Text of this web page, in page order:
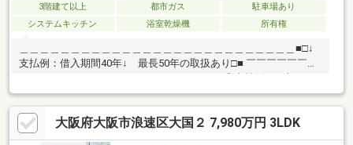
3階建て以上 都市ガス
駐車場あり
システムキッチン
浴室乾燥機 所有権
＿＿＿＿＿＿＿＿＿＿＿＿＿＿＿＿＿＿＿＿＿＿＿＿＿＿＿■□↓
支払例：借入期間40年↓ 最長50年の取扱あり□■ ￣￣￣￣￣￣￣
２，００４円～◎＼魅力たっぷりのお家です／●雨の日でもお洗
濯OK！浴室乾燥機搭載のバスルーム●毎日の家事負担を軽減でき
る、食洗器内蔵のシステムキッチン●新規内装リフォーム済み！
水回りも一新しました！◇◆ご案内方法◆◇ご自宅へお迎え・最
大阪府大阪市浪速区大国２ 7,980万円 3LDK